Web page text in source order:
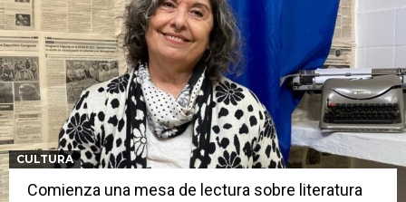
ráfagas que podrían superar los 80 km/h
¿Llega un “Súper Niño”?: De Benedictis aclara los mitos y analiza el
impacto real en la región
Cañada del Ucle se prepara para la 5ª edición de la Expo Dose
Distinguieron a Ramiro Maldonado, el campeón juvenil de malambo
de Los Quirquinchos
Villada: evalúan obras preventivas ante posibles lluvias intensas
Elortondo: avanza el plan de pavimentación con la licitación de cinco
CULTURA
Comienza una mesa de lectura sobre literatura